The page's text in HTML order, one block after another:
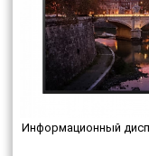
Информационный